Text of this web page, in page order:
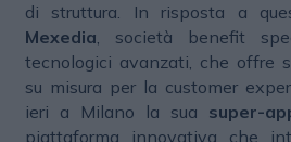
di struttura. In risposta a
Mexedia, società benefit
tecnologici avanzati, che offre
su misura per la customer
ieri a Milano la sua super-
piattaforma innovativa che